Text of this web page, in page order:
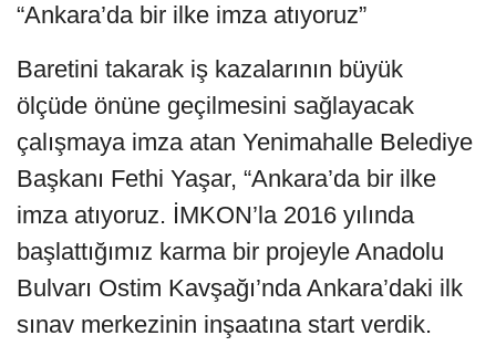
“Ankara’da bir ilke imza atıyoruz”
Baretini takarak iş kazalarının büyük
ölçüde önüne geçilmesini sağlayacak
çalışmaya imza atan Yenimahalle Belediye
Başkanı Fethi Yaşar, “Ankara’da bir ilke
imza atıyoruz. İMKON’la 2016 yılında
başlattığımız karma bir projeyle Anadolu
Bulvarı Ostim Kavşağı’nda Ankara’daki ilk
sınav merkezinin inşaatına start verdik.